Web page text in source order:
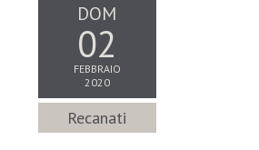
DOM
02
FEBBRAIO
2020
Recanati